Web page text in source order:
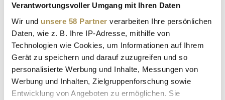
Verantwortungsvoller Umgang mit Ihren Daten
Wir und unsere 58 Partner verarbeiten Ihre persönlichen
Daten, wie z. B. Ihre IP-Adresse, mithilfe von
Technologien wie Cookies, um Informationen auf Ihrem
Gerät zu speichern und darauf zuzugreifen und so
personalisierte Werbung und Inhalte, Messungen von
Werbung und Inhalten, Zielgruppenforschung sowie
Entwicklung von Angeboten zu ermöglichen. Sie